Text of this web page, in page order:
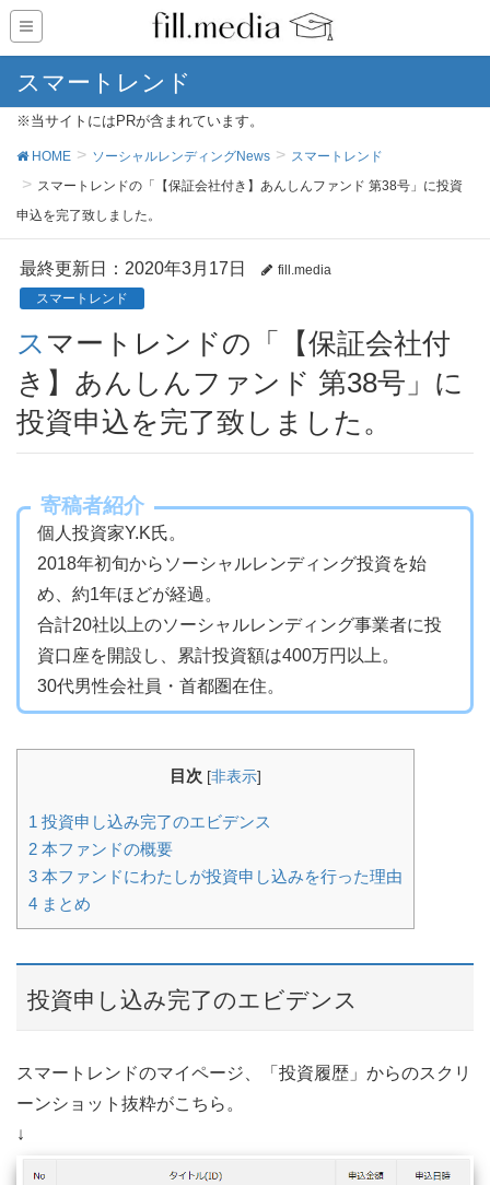
スマートレンド
※当サイトにはPRが含まれています。
HOME ソーシャルレンディングNews
スマートレンド
スマートレンドの「【保証会社付き】あんしんファンド 第38号」に投資
申込を完了致しました。
最終更新日：2020年3月17日
fill.media
スマートレンド
スマートレンドの「【保証会社付
き】あんしんファンド 第38号」に
投資申込を完了致しました。
寄稿者紹介
個人投資家Y.K氏。
2018年初旬からソーシャルレンディング投資を始
め、約1年ほどが経過。
合計20社以上のソーシャルレンディング事業者に投
資口座を開設し、累計投資額は400万円以上。
30代男性会社員・首都圏在住。
目次 [非表示]
1 投資申し込み完了のエビデンス
2 本ファンドの概要
3 本ファンドにわたしが投資申し込みを行った理由
4 まとめ
投資申し込み完了のエビデンス
スマートレンドのマイページ、「投資履歴」からのスクリ
ーンショット抜粋がこちら。
↓